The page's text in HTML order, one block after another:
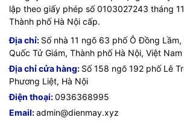
- IP SLA for Ethernet
IPv6 - IPv6 addressing
- IPv6 name resolution
- IPv6 statistics
between IPv6-only and
◦ EN61000-6-1: 2007
◦ KN24: 2011
◦ TCVN 7317:2003
(-40° to 70°C)
lập theo giấy phép số 0103027243 tháng
Thành phố Hà Nội cấp.
Địa chỉ: Số nhà 11 ngõ 63 phố Ô Đồng
Quốc Tử Giám, Thành phố Hà Nội, Việt Nam
Địa chỉ cửa hàng: Số 158 ngõ 192 phố Lê
Phương Liệt, Hà Nội
Điện thoại:0936368995
Email:admin@dienmay.xyz